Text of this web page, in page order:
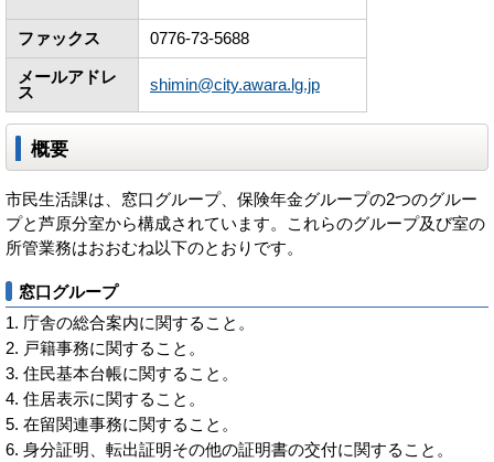
ファックス 0776-73-5688
メールアドレ
ス
shimin@city.awara.lg.jp
概要
市民生活課は、窓口グループ、保険年金グループの2つのグルー
プと芦原分室から構成されています。これらのグループ及び室の
所管業務はおおむね以下のとおりです。
窓口グループ
庁舎の総合案内に関すること。
戸籍事務に関すること。
住民基本台帳に関すること。
住居表示に関すること。
在留関連事務に関すること。
身分証明、転出証明その他の証明書の交付に関すること。